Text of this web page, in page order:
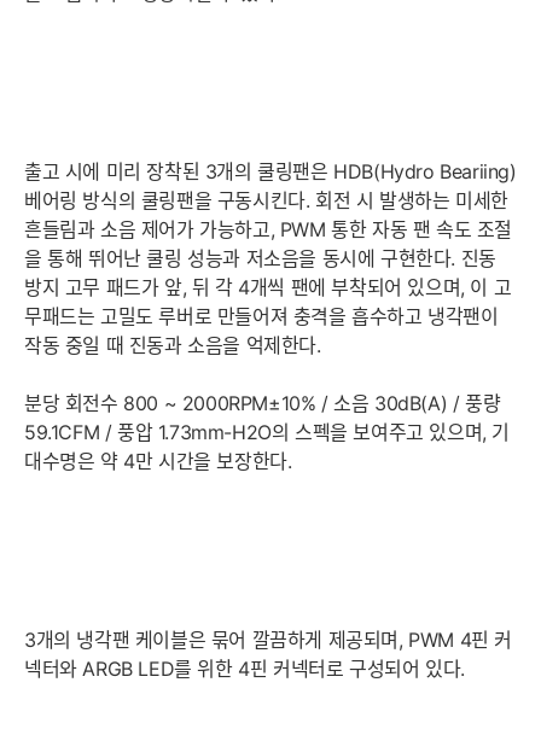
출고 시에 미리 장착된 3개의 쿨링팬은 HDB(Hydro Beariing)
베어링 방식의 쿨링팬을 구동시킨다. 회전 시 발생하는 미세한
흔들림과 소음 제어가 가능하고, PWM 통한 자동 팬 속도 조절
을 통해 뛰어난 쿨링 성능과 저소음을 동시에 구현한다. 진동
방지 고무 패드가 앞, 뒤 각 4개씩 팬에 부착되어 있으며, 이 고
무패드는 고밀도 루버로 만들어져 충격을 흡수하고 냉각팬이
작동 중일 때 진동과 소음을 억제한다.
분당 회전수 800 ~ 2000RPM±10% / 소음 30dB(A) / 풍량
59.1CFM / 풍압 1.73mm-H2O의 스펙을 보여주고 있으며, 기
대수명은 약 4만 시간을 보장한다.
3개의 냉각팬 케이블은 묶어 깔끔하게 제공되며, PWM 4핀 커
넥터와 ARGB LED를 위한 4핀 커넥터로 구성되어 있다.